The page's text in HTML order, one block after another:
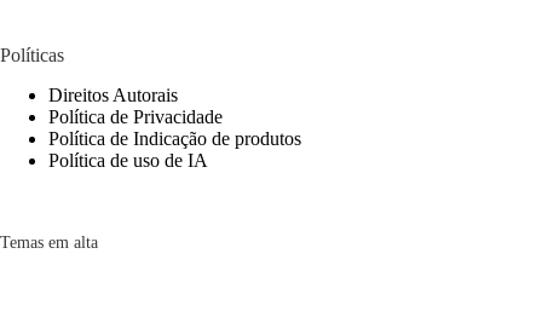
Políticas
Direitos Autorais
Política de Privacidade
Política de Indicação de produtos
Política de uso de IA
Temas em alta